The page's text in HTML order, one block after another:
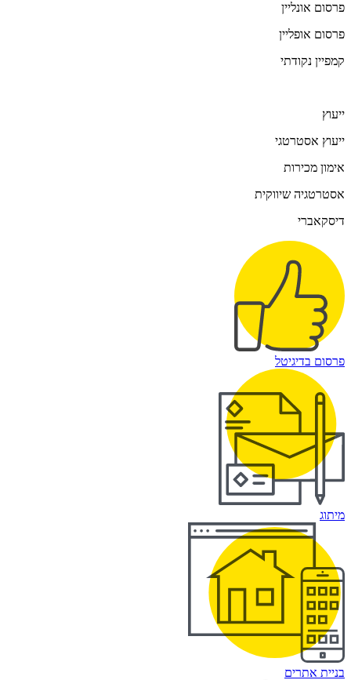
פרסום אונליין
פרסום אופליין
קמפיין נקודתי
ייעוץ
ייעוץ אסטרטגי
אימון מכירות
אסטרטגיה שיווקית
דיסקאברי
פרסום בדיגיטל
מיתוג
בניית אתרים